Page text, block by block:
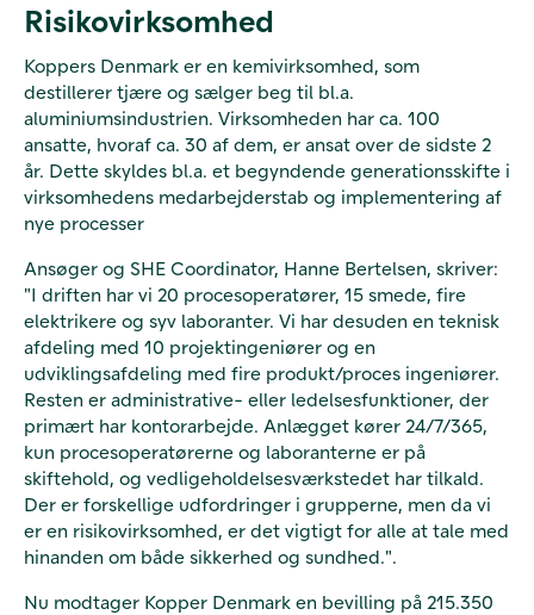
Risikovirksomhed
Koppers Denmark er en kemivirksomhed, som
destillerer tjære og sælger beg til bl.a.
aluminiumsindustrien. Virksomheden har ca. 100
ansatte, hvoraf ca. 30 af dem, er ansat over de sidste 2
år. Dette skyldes bl.a. et begyndende generationsskifte i
virksomhedens medarbejderstab og implementering af
nye processer
Ansøger og SHE Coordinator, Hanne Bertelsen, skriver:
"I driften har vi 20 procesoperatører, 15 smede, fire
elektrikere og syv laboranter. Vi har desuden en teknisk
afdeling med 10 projektingeniører og en
udviklingsafdeling med fire produkt/proces ingeniører.
Resten er administrative- eller ledelsesfunktioner, der
primært har kontorarbejde. Anlægget kører 24/7/365,
kun procesoperatørerne og laboranterne er på
skiftehold, og vedligeholdelsesværkstedet har tilkald.
Der er forskellige udfordringer i grupperne, men da vi
er en risikovirksomhed, er det vigtigt for alle at tale med
hinanden om både sikkerhed og sundhed.".
Nu modtager Kopper Denmark en bevilling på 215.350